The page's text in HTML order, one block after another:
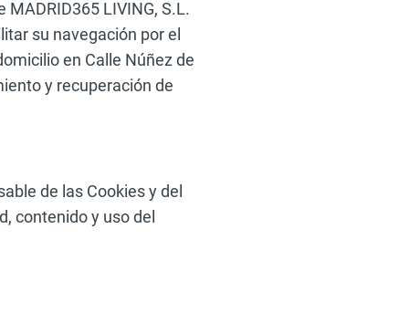
MADRID365 LIVING, S.L.
su navegación por el
en Calle Núñez de
y recuperación de
de las Cookies y del
contenido y uso del